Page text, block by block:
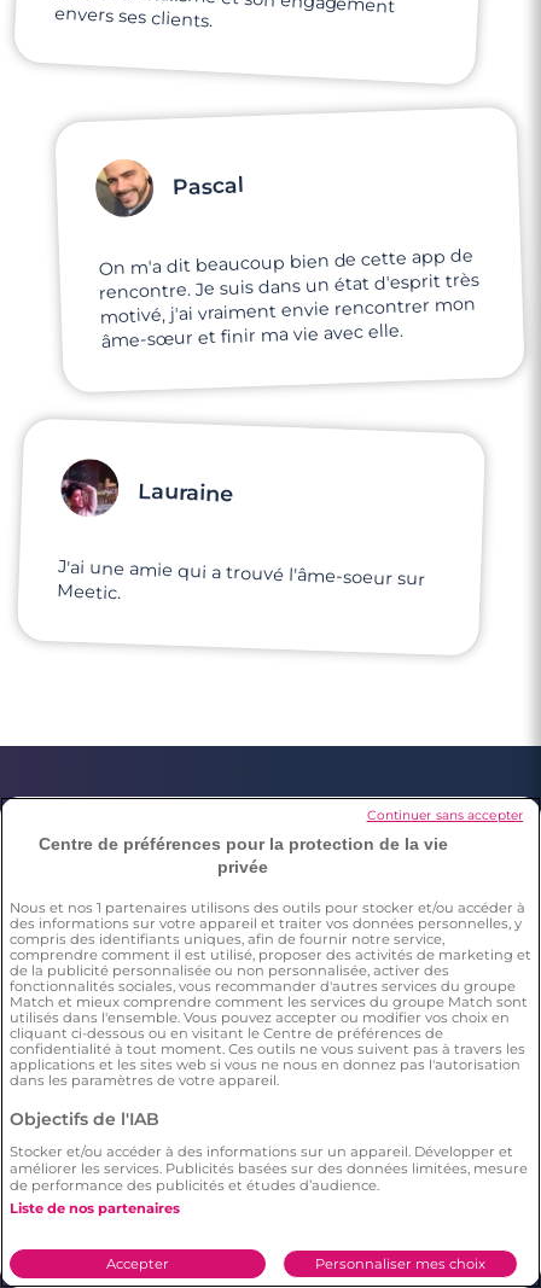
envers ses clients.
Pascal
On m'a dit beaucoup bien de cette app de
rencontre. Je suis dans un état d'esprit très
motivé, j'ai vraiment envie rencontrer mon
âme-sœur et finir ma vie avec elle.
Lauraine
J'ai une amie qui a trouvé l'âme-soeur sur
Meetic.
Actualité de Meetic
Site de rencontre
Aide en ligne
Avis des membres Meetic
Rencontrez en sécurité
Love everywhere
Les services Meetic
Site de rencontre sérieux
trouver l'amour
Centre de préférences pour la protection de la vie
privée
Nous et nos 1 partenaires utilisons des outils pour stocker et/ou accéder à
des informations sur votre appareil et traiter vos données personnelles, y
compris des identifiants uniques, afin de fournir notre service,
comprendre comment il est utilisé, proposer des activités de marketing et
de la publicité personnalisée ou non personnalisée, activer des
fonctionnalités sociales, vous recommander d'autres services du groupe
Match et mieux comprendre comment les services du groupe Match sont
utilisés dans l'ensemble. Vous pouvez accepter ou modifier vos choix en
cliquant ci-dessous ou en visitant le Centre de préférences de
confidentialité à tout moment. Ces outils ne vous suivent pas à travers les
applications et les sites web si vous ne nous en donnez pas l'autorisation
dans les paramètres de votre appareil.
Objectifs de l'IAB
Stocker et/ou accéder à des informations sur un appareil. Développer et
améliorer les services. Publicités basées sur des données limitées, mesure
de performance des publicités et études d’audience.
Liste de nos partenaires
Personnaliser mes choix
Accepter
Continuer sans accepter